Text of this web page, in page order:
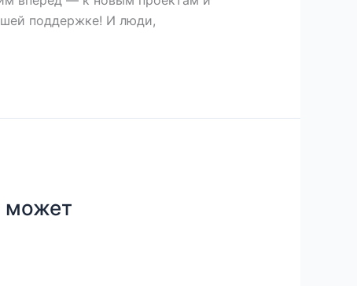
поддержке! И люди,
может